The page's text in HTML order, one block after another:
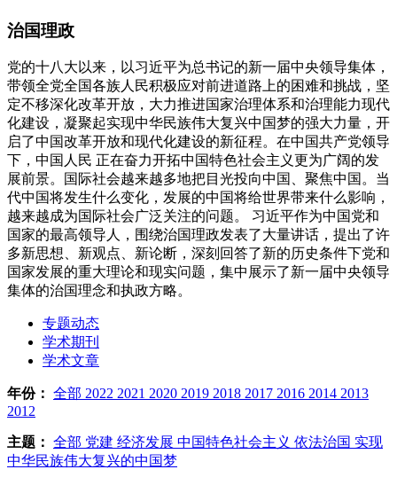
治国理政
党的十八大以来，以习近平为总书记的新一届中央领导集体，
带领全党全国各族人民积极应对前进道路上的困难和挑战，坚
定不移深化改革开放，大力推进国家治理体系和治理能力现代
化建设，凝聚起实现中华民族伟大复兴中国梦的强大力量，开
启了中国改革开放和现代化建设的新征程。在中国共产党领导
下，中国人民 正在奋力开拓中国特色社会主义更为广阔的发
展前景。国际社会越来越多地把目光投向中国、聚焦中国。当
代中国将发生什么变化，发展的中国将给世界带来什么影响，
越来越成为国际社会广泛关注的问题。 习近平作为中国党和
国家的最高领导人，围绕治国理政发表了大量讲话，提出了许
多新思想、新观点、新论断，深刻回答了新的历史条件下党和
国家发展的重大理论和现实问题，集中展示了新一届中央领导
集体的治国理念和执政方略。
专题动态
学术期刊
学术文章
年份： 全部 2022 2021 2020 2019 2018 2017 2016 2014 2013
2012
主题： 全部 党建 经济发展 中国特色社会主义 依法治国 实现
中华民族伟大复兴的中国梦